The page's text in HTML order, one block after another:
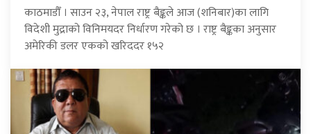
काठमाडौँ । साउन २३, नेपाल राष्ट्र बैङ्कले आज (शनिबार)का लागि
विदेशी मुद्राको विनिमयदर निर्धारण गरेको छ । राष्ट्र बैङ्कका अनुसार
अमेरिकी डलर एकको खरिददर १५२